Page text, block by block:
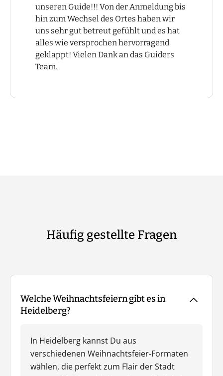
unseren Guide!!! Von der Anmeldung bis
hin zum Wechsel des Ortes haben wir
uns sehr gut betreut gefühlt und es hat
alles wie versprochen hervorragend
geklappt! Vielen Dank an das Guiders
Team.
Häufig gestellte Fragen
Welche Weihnachtsfeiern gibt es in
Heidelberg?
In Heidelberg kannst Du aus
verschiedenen Weihnachtsfeier-Formaten
wählen, die perfekt zum Flair der Stadt